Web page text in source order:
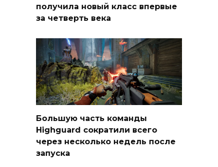
получила новый класс впервые
за четверть века
Большую часть команды
Highguard сократили всего
через несколько недель после
запуска